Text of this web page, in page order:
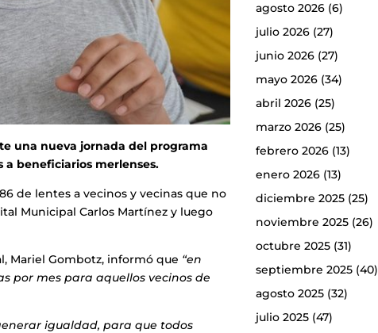
una nueva jornada del programa
a beneficiarios merlenses.
de lentes a vecinos y vecinas que no
Municipal Carlos Martínez y luego
Mariel Gombotz, informó que “en
por mes para aquellos vecinos de
igualdad, para que todos
agosto 2026(6)
julio 2026(27)
junio 2026(27)
mayo 2026(34)
abril 2026(25)
marzo 2026(25)
febrero 2026(13)
enero 2026(13)
diciembre 2025(25)
noviembre 2025(26)
octubre 2025(31)
septiembre 2025(40)
agosto 2025(32)
julio 2025(47)